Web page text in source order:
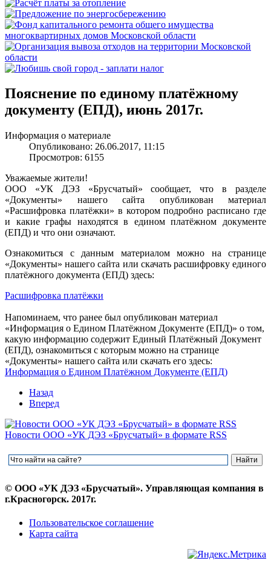
Пояснение по единому платёжному
документу (ЕПД), июнь 2017г.
Информация о материале
Опубликовано: 26.06.2017, 11:15
Просмотров: 6155
Уважаемые жители!
ООО «УК ДЭЗ «Брусчатый» сообщает, что в разделе
«Документы» нашего сайта опубликован материал
«Расшифровка платёжки» в котором подробно расписано где
и какие графы находятся в едином платёжном документе
(ЕПД) и что они означают.
Ознакомиться с данным материалом можно на странице
«Документы» нашего сайта или скачать расшифровку единого
платёжного документа (ЕПД) здесь:
Расшифровка платёжки
Напоминаем, что ранее был опубликован материал
«Информация о Едином Платёжном Документе (ЕПД)» о том,
какую информацию содержит Единый Платёжный Документ
(ЕПД), ознакомиться с которым можно на странице
«Документы» нашего сайта или скачать его здесь:
Информация о Едином Платёжном Документе (ЕПД)
Назад
Вперед
Новости ООО «УК ДЭЗ «Брусчатый» в формате RSS
© ООО «УК ДЭЗ «Брусчатый». Управляющая компания в
г.Красногорск. 2017г.
Пользовательское соглашение
Карта сайта